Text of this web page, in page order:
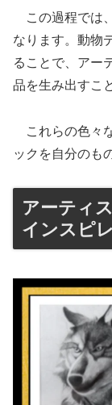
この過程では
なります。動物
ることで、アー
品を生み出すこ
これらの色々
ックを自分のも
アーティ
インスピ